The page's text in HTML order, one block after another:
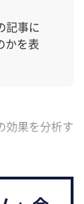
記事に
かを表
効果を分析す